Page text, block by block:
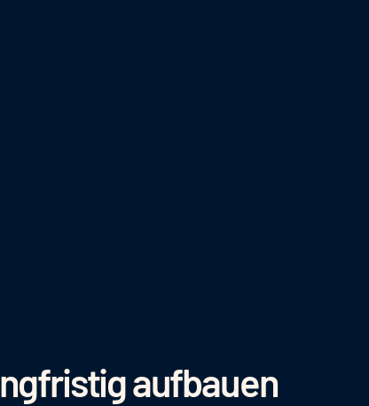
aufbauen